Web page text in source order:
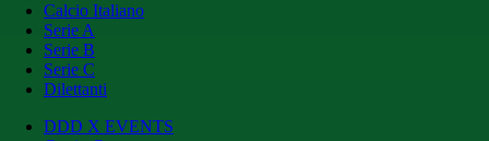
Calcio Italiano
Serie A
Serie B
Serie C
Dilettanti
DDD X EVENTS